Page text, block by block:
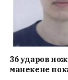
36 ударов
манекене